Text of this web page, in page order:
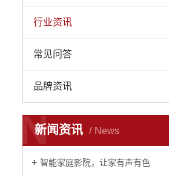
行业资讯
常见问答
品牌资讯
新闻资讯 News
N
智能家庭影院，让家有声有色